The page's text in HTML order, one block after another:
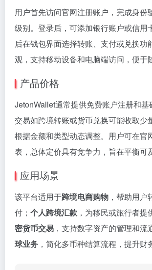
用户首先访问官网注册账户，完成身份
级别。登录后，可添加银行账户或信用
后在钱包界面选择转账、支付或兑换功
观，支持移动设备和电脑端访问，便于
产品价格
JetonWallet通常提供免费账户注册和基
交易如跨境转账或货币兑换可能收取少
根据金额和类型动态调整。用户可在官
表，总体定价具有竞争力，旨在平衡可
应用场景
该平台适用于跨境电商购物 ，帮助用
付； 个人跨境汇款 ，为移民或旅行者提
密货币交易 ，支持数字资产的管理和流
球业务 ，简化多币种结算流程，提升财